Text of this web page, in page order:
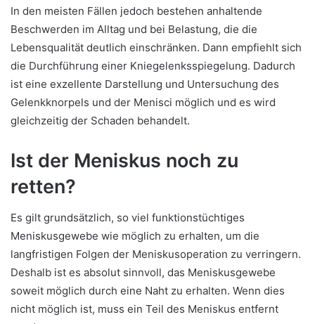
In den meisten Fällen jedoch bestehen anhaltende
Beschwerden im Alltag und bei Belastung, die die
Lebensqualität deutlich einschränken. Dann empfiehlt sich
die Durchführung einer Kniegelenksspiegelung. Dadurch
ist eine exzellente Darstellung und Untersuchung des
Gelenkknorpels und der Menisci möglich und es wird
gleichzeitig der Schaden behandelt.
Ist der Meniskus noch zu
retten?
Es gilt grundsätzlich, so viel funktionstüchtiges
Meniskusgewebe wie möglich zu erhalten, um die
langfristigen Folgen der Meniskusoperation zu verringern.
Deshalb ist es absolut sinnvoll, das Meniskusgewebe
soweit möglich durch eine Naht zu erhalten. Wenn dies
nicht möglich ist, muss ein Teil des Meniskus entfernt